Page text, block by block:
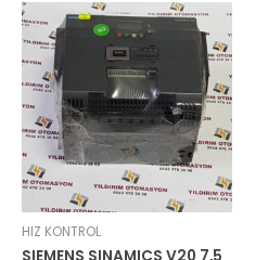
HIZ KONTROL